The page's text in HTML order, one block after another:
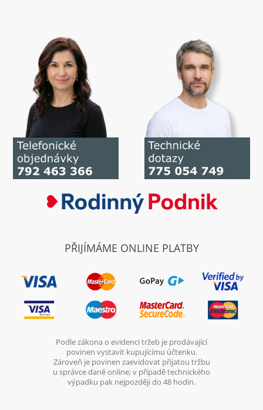
PŘIJÍMÁME ONLINE PLATBY
Podle zákona o evidenci tržeb je prodávající
povinen vystavit kupujícímu účtenku.
Zároveň je povinen zaevidovat přijatou tržbu
u správce daně online; v případě technického
výpadku pak nejpozději do 48 hodin.